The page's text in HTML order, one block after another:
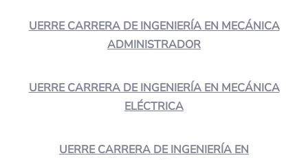
UERRE CARRERA DE INGENIERÍA EN MECÁNICA
ADMINISTRADOR
UERRE CARRERA DE INGENIERÍA EN MECÁNICA
ELÉCTRICA
UERRE CARRERA DE INGENIERÍA EN